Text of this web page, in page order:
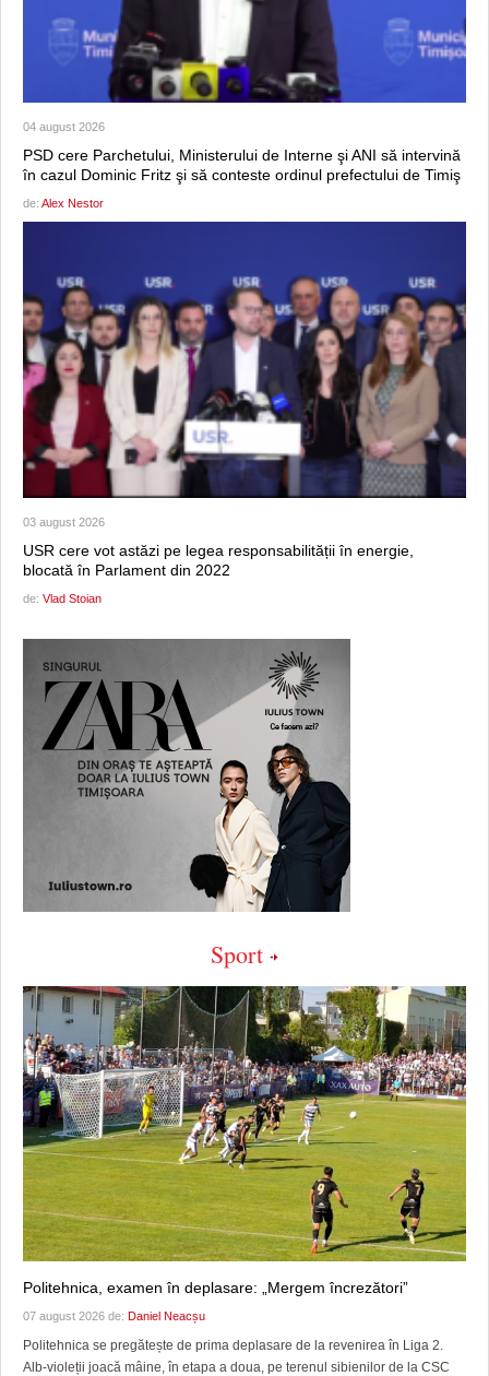
04 august 2026
PSD cere Parchetului, Ministerului de Interne şi ANI să intervină
în cazul Dominic Fritz şi să conteste ordinul prefectului de Timiş
de: Alex Nestor
03 august 2026
USR cere vot astăzi pe legea responsabilității în energie,
blocată în Parlament din 2022
de: Vlad Stoian
Sport
Politehnica, examen în deplasare: „Mergem încrezători”
07 august 2026 de: Daniel Neacșu
Politehnica se pregătește de prima deplasare de la revenirea în Liga 2.
Alb-violeții joacă mâine, în etapa a doua, pe terenul sibienilor de la CSC